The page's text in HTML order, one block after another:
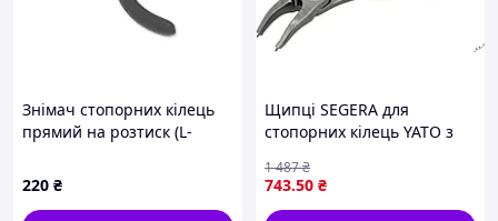
Знімач стопорних кілець
прямий на розтиск (L-
220 ₴
Щипці SEGERA для
стопорних кілець YATO з
губками завдовжки 140 мм
для діапазону 8-13 мм
743.50 ₴
1 487₴